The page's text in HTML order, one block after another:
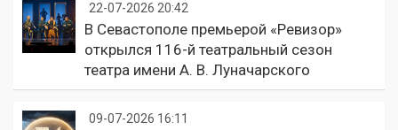
22-07-2026 20:42
В Севастополе премьерой «Ревизор»
открылся 116-й театральный сезон
театра имени А. В. Луначарского
09-07-2026 16:11